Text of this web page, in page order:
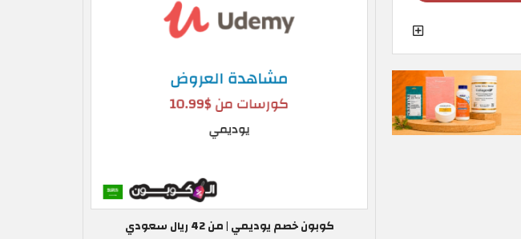
كوبون خصم يوديمي | من 42 ريال سعودي